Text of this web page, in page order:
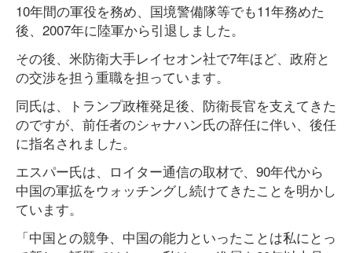
10年間の軍役を務め、国境警備隊等でも11年務めた
後、2007年に陸軍から引退しました。
その後、米防衛大手レイセオン社で7年ほど、政府と
の交渉を担う重職を担っています。
同氏は、トランプ政権発足後、防衛長官を支えてきた
のですが、前任者のシャナハン氏の辞任に伴い、後任
に指名されました。
エスパー氏は、ロイター通信の取材で、90年代から
中国の軍拡をウォッチングし続けてきたことを明かし
ています。
「中国との競争、中国の能力といったことは私にとっ